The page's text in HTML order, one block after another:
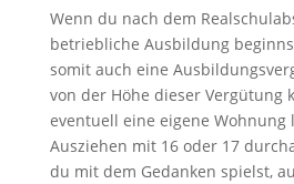
Wenn du nach dem
betriebliche Ausbildung
somit auch eine
von der Höhe dieser Vergütung
eventuell eine eigene Wohnung
Ausziehen mit 16 oder 17
du mit dem Gedanken spielst,